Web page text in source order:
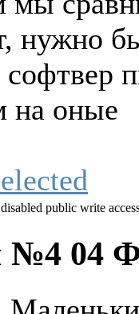
нужно
софтвер
на оные
public write
№4 04